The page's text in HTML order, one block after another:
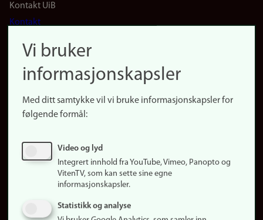
Footer
(no)
Kontakt UiB
Kontakt
Finn forsker
Presse
Finn studier
Ledige stillinger
Vi bruker
informasjonskapsler
Med ditt samtykke vil vi bruke informasjonskapsler for
følgende formål:
Video og lyd
Integrert innhold fra YouTube, Vimeo, Panopto og
VitenTV, som kan sette sine egne
informasjonskapsler.
Statistikk og analyse